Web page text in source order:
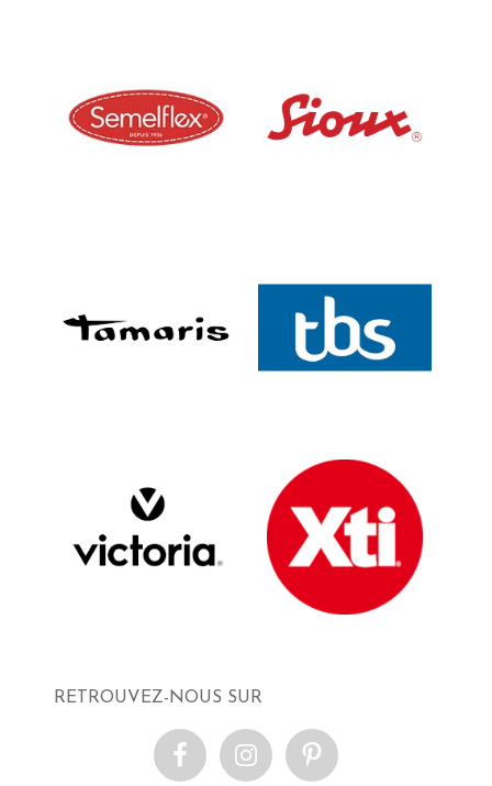
RETROUVEZ-NOUS SUR